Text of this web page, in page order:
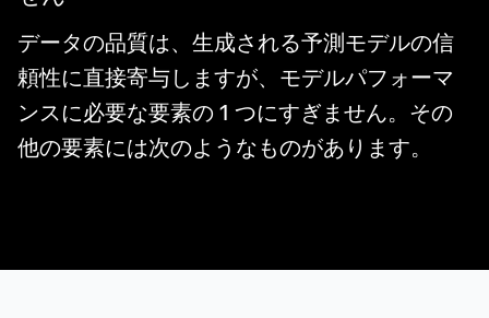
データの品質は、生成される予測モデルの信
頼性に直接寄与しますが、モデルパフォーマ
ンスに必要な要素の 1 つにすぎません。その
他の要素には次のようなものがあります。